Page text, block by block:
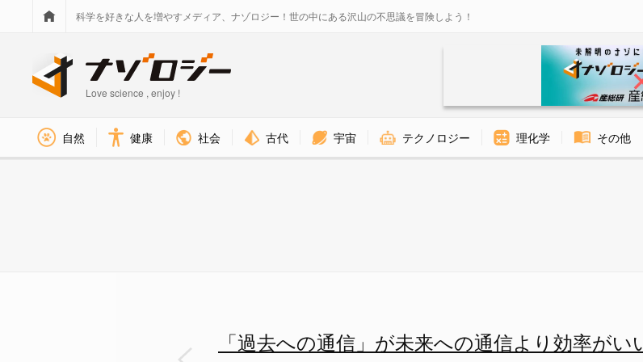
科学を好きな人を増やすメディア、ナゾロジー！世の中にある沢山の不思議を冒険しよう！
Love science , enjoy !
自然 健康 社会 古代 宇宙 テクノロジー 理化学 その他
「過去への通信」が未来への通信より効率が